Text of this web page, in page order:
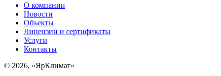
О компании
Новости
Объекты
Лицензии и сертификаты
Услуги
Контакты
© 2026, «ЯрКлимат»